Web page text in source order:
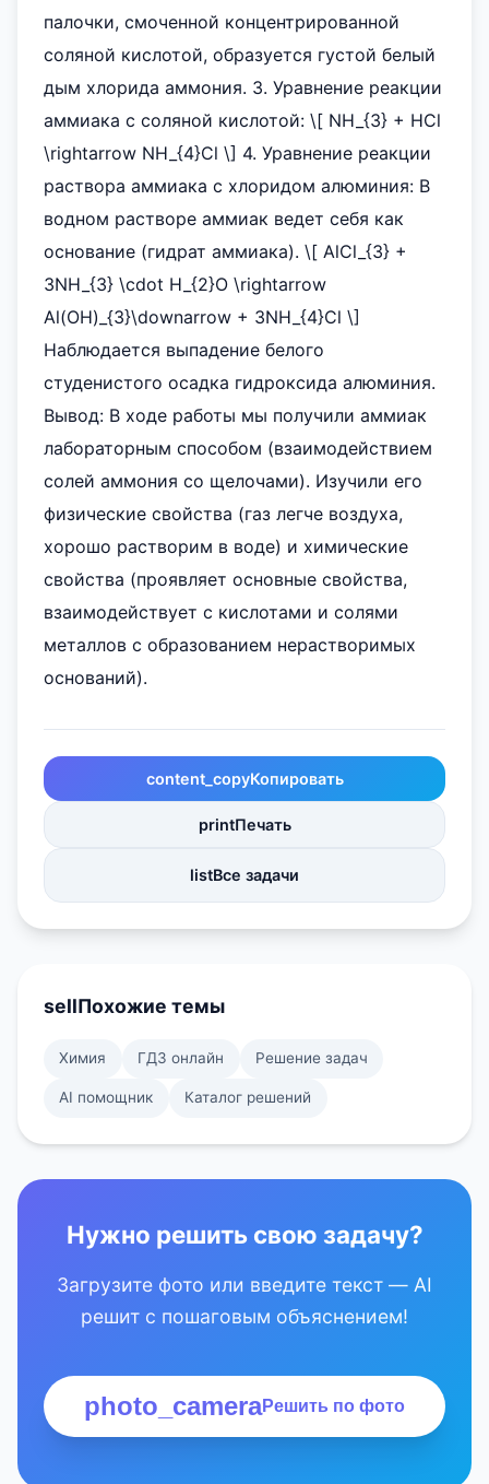
палочки, смоченной концентрированной
соляной кислотой, образуется густой белый
дым хлорида аммония. 3. Уравнение реакции
аммиака с соляной кислотой: \[ NH_{3} + HCl
\rightarrow NH_{4}Cl \] 4. Уравнение реакции
раствора аммиака с хлоридом алюминия: В
водном растворе аммиак ведет себя как
основание (гидрат аммиака). \[ AlCl_{3} +
3NH_{3} \cdot H_{2}O \rightarrow
Al(OH)_{3}\downarrow + 3NH_{4}Cl \]
Наблюдается выпадение белого
студенистого осадка гидроксида алюминия.
Вывод: В ходе работы мы получили аммиак
лабораторным способом (взаимодействием
солей аммония со щелочами). Изучили его
физические свойства (газ легче воздуха,
хорошо растворим в воде) и химические
свойства (проявляет основные свойства,
взаимодействует с кислотами и солями
металлов с образованием нерастворимых
оснований).
content_copyКопировать
printПечать
listВсе задачи
sellПохожие темы
Химия ГДЗ онлайн Решение задач
AI помощник Каталог решений
Нужно решить свою задачу?
Загрузите фото или введите текст — AI
решит с пошаговым объяснением!
photo_cameraРешить по фото